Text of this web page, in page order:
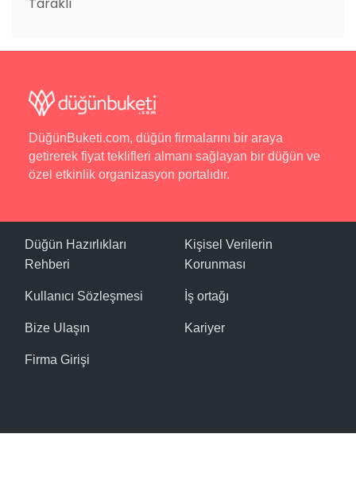
DüğünBuketi.com, düğün firmalarını bir araya
getirerek fiyat teklifleri almanı sağlayan bir düğün ve
özel etkinlik organizasyon portalıdır.
Düğün Hazırlıkları
Rehberi
Kullanıcı Sözleşmesi
Bize Ulaşın
Firma Girişi
Kişisel Verilerin
Korunması
İş ortağı
Kariyer